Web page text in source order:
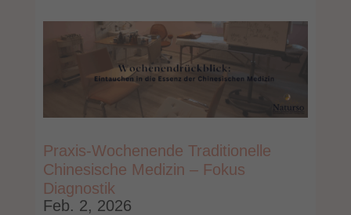
Praxis-Wochenende Traditionelle
Chinesische Medizin – Fokus
Diagnostik
Feb. 2, 2026